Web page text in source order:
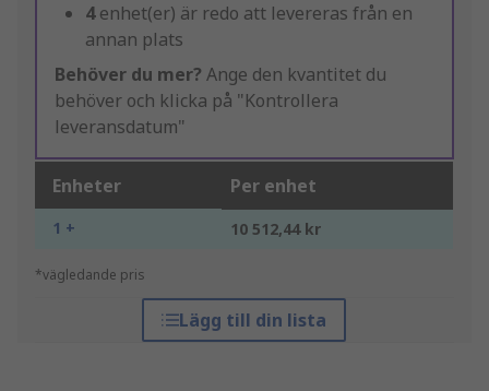
4enhet(er) är redo att levereras från en
annan plats
Behöver du mer? Ange den kvantitet du
behöver och klicka på "Kontrollera
leveransdatum"
Enheter Per enhet
1 + 10 512,44 kr
*vägledande pris
Lägg till din lista